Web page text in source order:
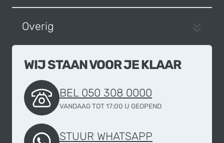
Overig
WIJ STAAN VOOR JE KLAAR
BEL 050 308 0000
VANDAAG TOT 17:00 U GEOPEND
STUUR WHATSAPP